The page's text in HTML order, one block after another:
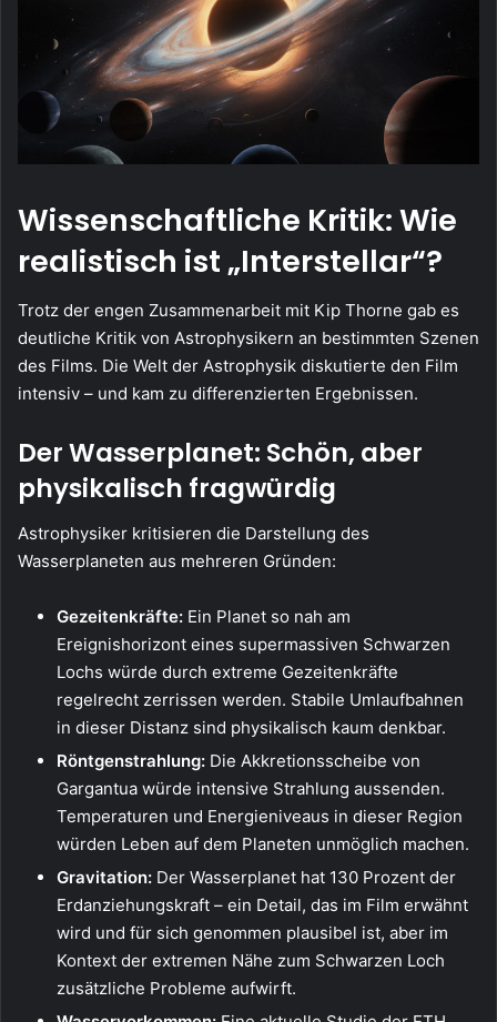
Wissenschaftliche Kritik: Wie
realistisch ist „Interstellar“?
Trotz der engen Zusammenarbeit mit Kip Thorne gab es
deutliche Kritik von Astrophysikern an bestimmten Szenen
des Films. Die Welt der Astrophysik diskutierte den Film
intensiv – und kam zu differenzierten Ergebnissen.
Der Wasserplanet: Schön, aber
physikalisch fragwürdig
Astrophysiker kritisieren die Darstellung des
Wasserplaneten aus mehreren Gründen:
Gezeitenkräfte: Ein Planet so nah am
Ereignishorizont eines supermassiven Schwarzen
Lochs würde durch extreme Gezeitenkräfte
regelrecht zerrissen werden. Stabile Umlaufbahnen
in dieser Distanz sind physikalisch kaum denkbar.
Röntgenstrahlung: Die Akkretionsscheibe von
Gargantua würde intensive Strahlung aussenden.
Temperaturen und Energieniveaus in dieser Region
würden Leben auf dem Planeten unmöglich machen.
Gravitation: Der Wasserplanet hat 130 Prozent der
Erdanziehungskraft – ein Detail, das im Film erwähnt
wird und für sich genommen plausibel ist, aber im
Kontext der extremen Nähe zum Schwarzen Loch
zusätzliche Probleme aufwirft.